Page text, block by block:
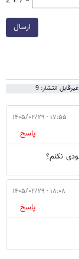
ارسال
انتشار: 9
۱۷:۵۵ - ۱۴۰۵/۰۲/۲۹
پاسخ
نکنم؟
۱۸:۰۸ - ۱۴۰۵/۰۲/۲۹
پاسخ